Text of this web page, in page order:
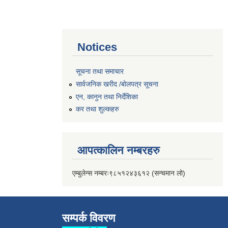
Notices
सूचना तथा समाचार
सार्वजनिक खरीद /बोलपत्र सूचना
एन, कानुन तथा निर्देशिका
कर तथा शुल्कहरु
आपत्कालिन नम्बरहरु
एम्बुलेन्स नम्बरः९८५१२४३६१२ (सन्चमान लो)
सम्पर्क विवरण